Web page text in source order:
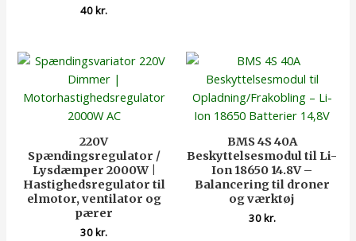
40 kr.
220V
Spændingsregulator /
Lysdæmper 2000W |
Hastighedsregulator til
elmotor, ventilator og
pærer
30 kr.
BMS 4S 40A
Beskyttelsesmodul til Li-
Ion 18650 14.8V –
Balancering til droner
og værktøj
30 kr.